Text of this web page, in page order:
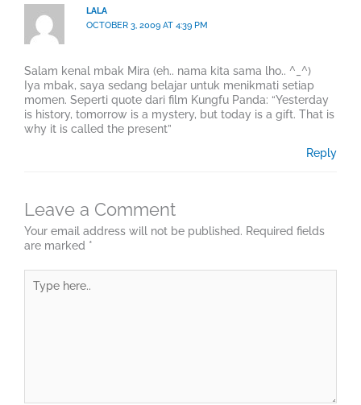
LALA
OCTOBER 3, 2009 AT 4:39 PM
Salam kenal mbak Mira (eh.. nama kita sama lho.. ^_^)
Iya mbak, saya sedang belajar untuk menikmati setiap
momen. Seperti quote dari film Kungfu Panda: “Yesterday
is history, tomorrow is a mystery, but today is a gift. That is
why it is called the present”
Reply
Leave a Comment
Your email address will not be published. Required fields
are marked *
here..